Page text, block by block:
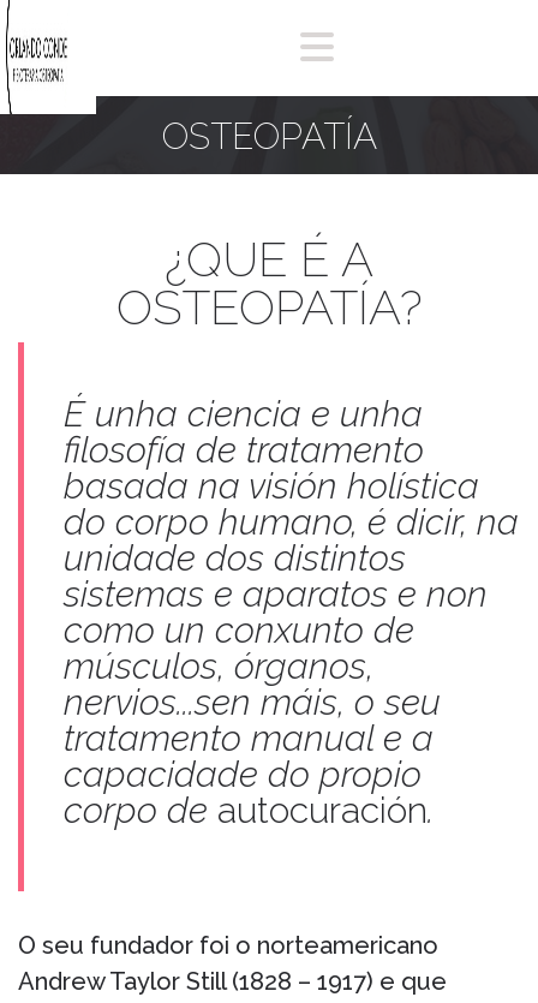
OSTEOPATÍA
¿QUE É A
OSTEOPATÍA?
É unha ciencia e unha
filosofía de tratamento
basada na visión holística
do corpo humano, é dicir, na
unidade dos distintos
sistemas e aparatos e non
como un conxunto de
músculos, órganos,
nervios...sen máis, o seu
tratamento manual e a
capacidade do propio
corpo de autocuración.
O seu fundador foi o norteamericano
Andrew Taylor Still (1828 – 1917) e que